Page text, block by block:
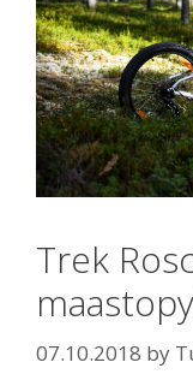
Trek
07.10.2018 by